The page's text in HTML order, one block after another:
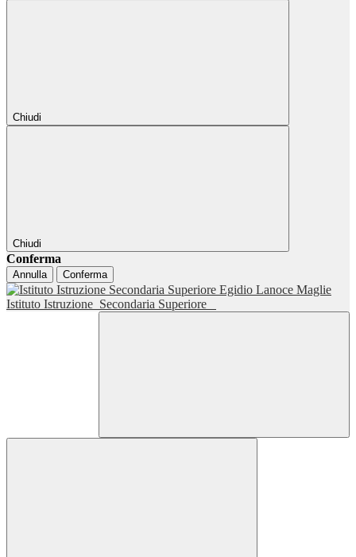
Chiudi
Chiudi
Conferma
Annulla Conferma
Istituto Istruzione Secondaria Superiore